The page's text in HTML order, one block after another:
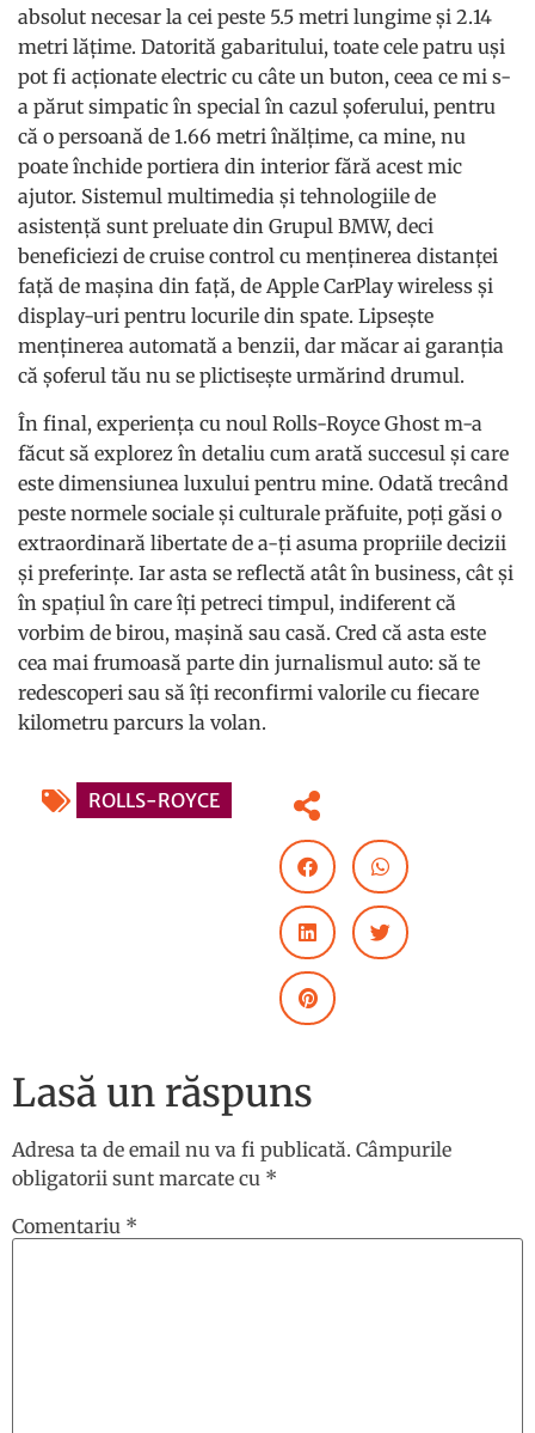
absolut necesar la cei peste 5.5 metri lungime și 2.14
metri lățime. Datorită gabaritului, toate cele patru uși
pot fi acționate electric cu câte un buton, ceea ce mi s-
a părut simpatic în special în cazul șoferului, pentru
că o persoană de 1.66 metri înălțime, ca mine, nu
poate închide portiera din interior fără acest mic
ajutor. Sistemul multimedia și tehnologiile de
asistență sunt preluate din Grupul BMW, deci
beneficiezi de cruise control cu menținerea distanței
față de mașina din față, de Apple CarPlay wireless și
display-uri pentru locurile din spate. Lipsește
menținerea automată a benzii, dar măcar ai garanția
că șoferul tău nu se plictisește urmărind drumul.
În final, experiența cu noul Rolls-Royce Ghost m-a
făcut să explorez în detaliu cum arată succesul și care
este dimensiunea luxului pentru mine. Odată trecând
peste normele sociale și culturale prăfuite, poți găsi o
extraordinară libertate de a-ți asuma propriile decizii
și preferințe. Iar asta se reflectă atât în business, cât și
în spațiul în care îți petreci timpul, indiferent că
vorbim de birou, mașină sau casă. Cred că asta este
cea mai frumoasă parte din jurnalismul auto: să te
redescoperi sau să îți reconfirmi valorile cu fiecare
kilometru parcurs la volan.
ROLLS-ROYCE
Lasă un răspuns
Adresa ta de email nu va fi publicată. Câmpurile
obligatorii sunt marcate cu *
Comentariu *